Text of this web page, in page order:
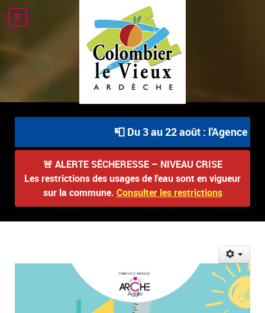
📮 Du 3 au 22 août : l'Agence
🚨 ALERTE SÉCHERESSE – NIVEAU CRISE
Les restrictions des usages de l'eau sont en vigueur
sur la commune. Consulter les restrictions